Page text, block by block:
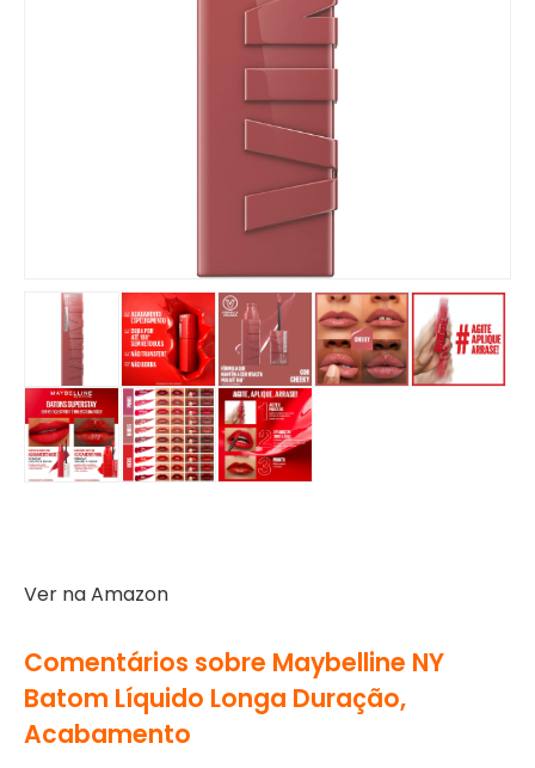
Ver na Amazon
Comentários sobre Maybelline NY
Batom Líquido Longa Duração,
Acabamento